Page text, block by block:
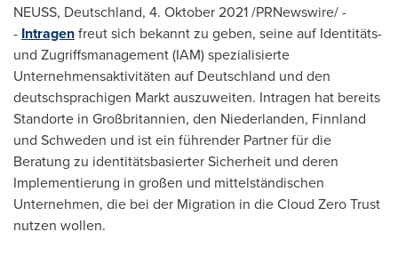
NEUSS, Deutschland, 4. Oktober 2021 /PRNewswire/ -
- Intragenfreut sich bekannt zu geben, seine auf Identitäts-
und Zugriffsmanagement (IAM) spezialisierte
Unternehmensaktivitäten auf Deutschland und den
deutschsprachigen Markt auszuweiten. Intragen hat bereits
Standorte in Großbritannien, den Niederlanden, Finnland
und Schweden und ist ein führender Partner für die
Beratung zu identitätsbasierter Sicherheit und deren
Implementierung in großen und mittelständischen
Unternehmen, die bei der Migration in die Cloud Zero Trust
nutzen wollen.